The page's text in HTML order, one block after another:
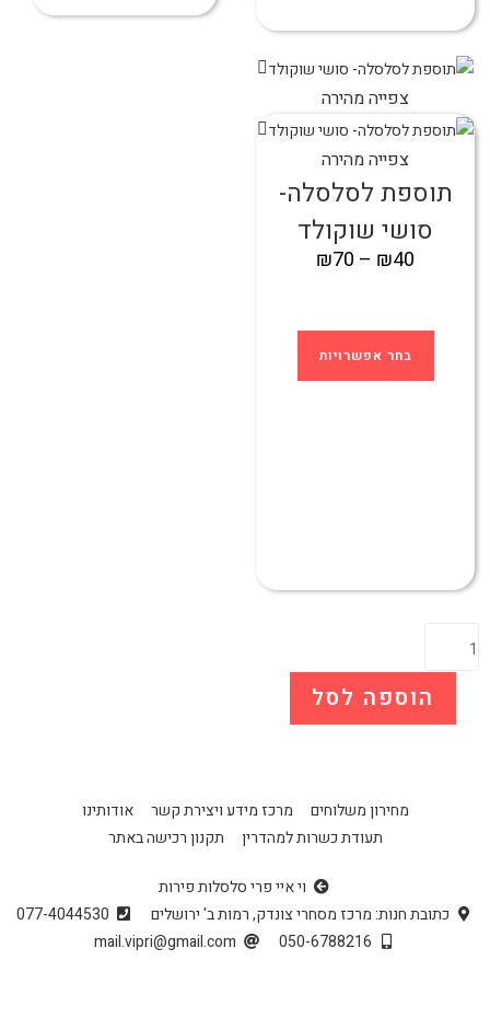
צפייה מהירה
צפייה מהירה
תוספת לסלסלה-
סושי שוקולד
₪40
–
₪70
בחר אפשרויות
הוספה לסל
מחירון משלוחים מרכז מידע ויצירת קשר
אודותינו
תעודת כשרות למהדרין
תקנון רכישה באתר
וי איי פרי סלסלות פירות
כתובת חנות: מרכז מסחרי צונדק, רמות ב' ירושלים
077-4044530
050-6788216
mail.vipri@gmail.com